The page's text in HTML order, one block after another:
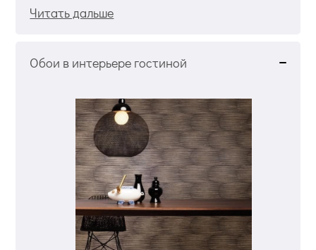
Читать дальше
Обои в интерьере гостиной